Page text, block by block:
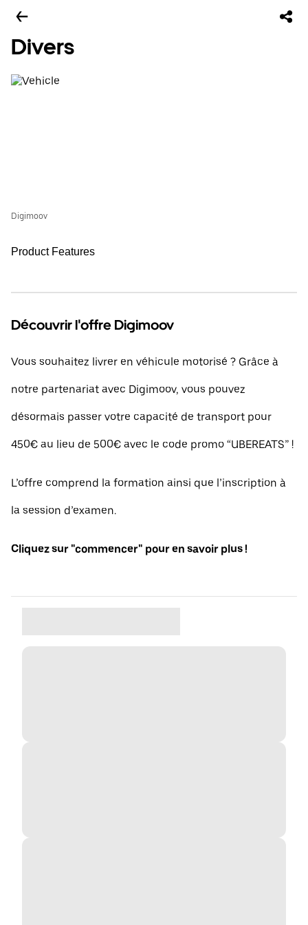
Divers
Digimoov
Product Features
Découvrir l'offre Digimoov
Vous souhaitez livrer en véhicule motorisé ? Grâce à
notre partenariat avec Digimoov, vous pouvez
désormais passer votre capacité de transport pour
450€ au lieu de 500€ avec le code promo “UBEREATS” !
L’offre comprend la formation ainsi que l’inscription à
la session d’examen.
Cliquez sur "commencer" pour en savoir plus !